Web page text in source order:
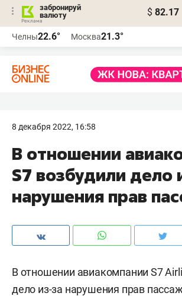
забронируй
валюту
$ 82.17
Челны22.6° Москва21.3°
8 декабря 2022, 16:58
В отношении
S7 возбудили дело
нарушения прав
В отношении авиакомпании S7
дело из-за нарушения прав